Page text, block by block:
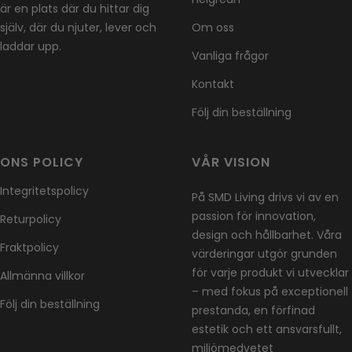
är en plats där du hittar dig
själv, där du njuter, lever och
laddar upp.
Om oss
Vanliga frågor
Kontakt
Följ din beställning
ONS POLICY
Integritetspolicy
Returpolicy
Fraktpolicy
Allmänna villkor
Följ din beställning
VÅR VISION
På SMD Living drivs vi av en
passion för innovation,
design och hållbarhet. Våra
värderingar utgör grunden
för varje produkt vi utvecklar
– med fokus på exceptionell
prestanda, en förfinad
estetik och ett ansvarsfullt,
miljömedvetet